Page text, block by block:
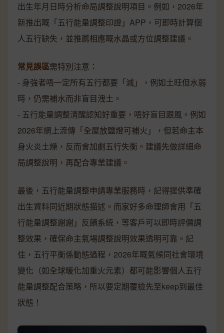
出生年月日時分析命局調整說明項目。例如，2026年
新推出嘅「五行能量調整印證」APP，可即時計算個
人五行缺失，並推薦相應嘅水晶或方位調整建議。
常見誤區需特別注意：
- 身強者唔一定所有五行都要「減」，例如土旺但水弱
時，仍需補水而非盲目洩土。
- 五行能量調整清醒認知好重要，唔好盲目跟風。例如
2026年網上流傳「全屋放鹽燈可補火」，但若命主本
身火炎土燥，反而會加劇五行失衡。建議先做詳細命
局調整說明，再配合專業建議。
最後，五行能量調整申請專業服務時，記得提供準確
出生資料同近期狀態描述。而家好多命理師會用「五
行能量調整謝謝」反饋系統，等客戶可以即時評價調
整效果，確保命主氣場調整說明效果透明可靠。記
住，五行平衡係動態過程，2026年嘅氣候同社會環境
變化（如全球暖化加重火元素）都可能影響個人五行
能量調整配合策略，所以要定期覆檢先至keep到最佳
狀態！